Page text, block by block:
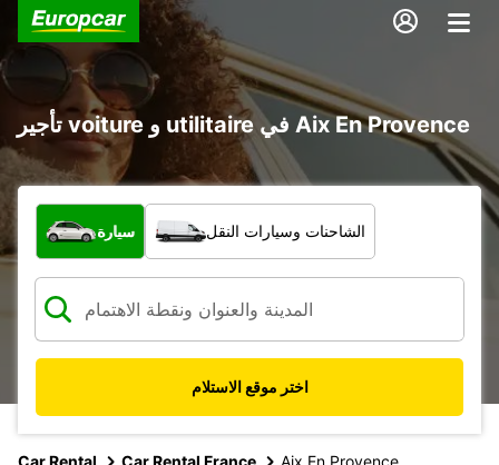
تأجير voiture و utilitaire في Aix En Provence
ما نوع المركبة؟
سيارة الشاحنات وسيارات النقل
اختر موقع الاستلام
Car Rental Car Rental France Aix En Provence